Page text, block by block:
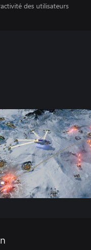
des utilisateurs